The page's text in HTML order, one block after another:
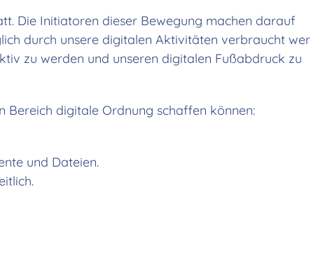
Die Initiatoren dieser Bewegung machen darauf
durch unsere digitalen Aktivitäten verbraucht
zu werden und unseren digitalen Fußabdruck zu
Bereich digitale Ordnung schaffen können:
und Dateien.